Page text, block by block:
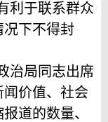
利于联系群众
况下不得封
治局同志出席
价值、社会
道的数量、